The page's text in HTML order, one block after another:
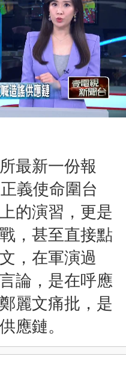
最新一份報
義使命圍台
的演習，更是
，甚至直接點
，在軍演過
論，是在呼應
麗文痛批，是
應鏈。